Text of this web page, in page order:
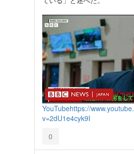
YouTubehttps://
v=2dU1e4cyk9I
0